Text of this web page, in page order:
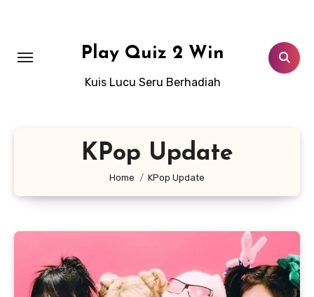
Play Quiz 2 Win
Kuis Lucu Seru Berhadiah
KPop Update
Home KPop Update